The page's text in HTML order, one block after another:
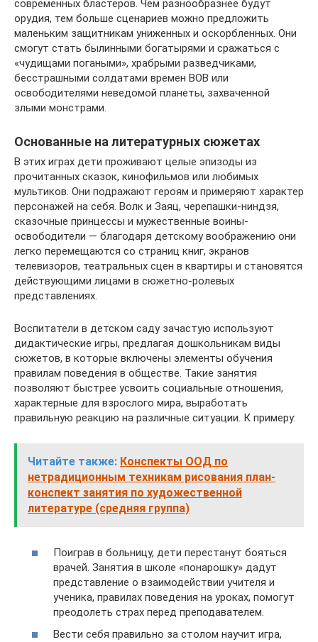
современных бластеров. Чем разнообразнее будут
орудия, тем больше сценариев можно предложить
маленьким защитникам униженных и оскорбленных. Они
смогут стать былинными богатырями и сражаться с
«чудищами погаными», храбрыми разведчиками,
бесстрашными солдатами времен ВОВ или
освободителями неведомой планеты, захваченной
злыми монстрами.
Основанные на литературных сюжетах
В этих играх дети проживают целые эпизоды из
прочитанных сказок, кинофильмов или любимых
мультиков. Они подражают героям и примеряют характер
персонажей на себя. Волк и Заяц, черепашки-ниндзя,
сказочные принцессы и мужественные воины-
освободители — благодаря детскому воображению они
легко перемещаются со страниц книг, экранов
телевизоров, театральных сцен в квартиры и становятся
действующими лицами в сюжетно-ролевых
представлениях.
Воспитатели в детском саду зачастую используют
дидактические игры, предлагая дошкольникам виды
сюжетов, в которые включены элементы обучения
правилам поведения в обществе. Такие занятия
позволяют быстрее усвоить социальные отношения,
характерные для взрослого мира, выработать
правильную реакцию на различные ситуации. К примеру:
Читайте также: Конспекты ООД по
нетрадиционным техникам рисования план-
конспект занятия по художественной
литературе (средняя группа)
Поиграв в больницу, дети перестанут бояться
врачей. Занятия в школе «понарошку» дадут
представление о взаимодействии учителя и
ученика, правилах поведения на уроках, помогут
преодолеть страх перед преподавателем.
Вести себя правильно за столом научит игра,